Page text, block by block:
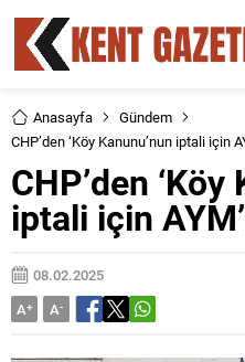
Anasayfa
Gündem
CHP’den ‘Köy Kanunu’nun iptali için
CHP’den ‘Köy
iptali için
08.02.2025
A+ A-